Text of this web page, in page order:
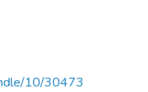
10/30473